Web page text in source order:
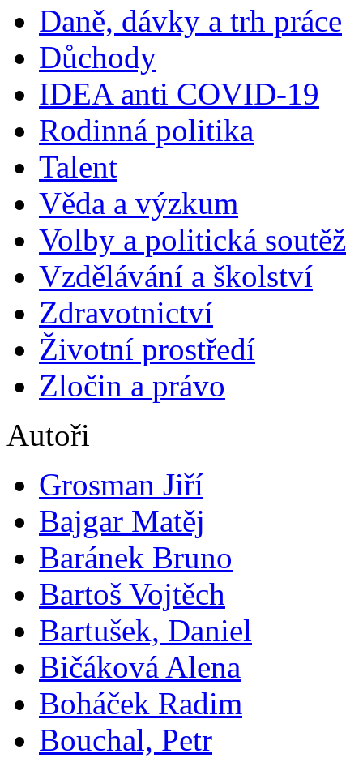
Daně, dávky a trh práce
Důchody
IDEA anti COVID-19
Rodinná politika
Talent
Věda a výzkum
Volby a politická soutěž
Vzdělávání a školství
Zdravotnictví
Životní prostředí
Zločin a právo
Autoři
Grosman Jiří
Bajgar Matěj
Baránek Bruno
Bartoš Vojtěch
Bartušek, Daniel
Bičáková Alena
Boháček Radim
Bouchal, Petr